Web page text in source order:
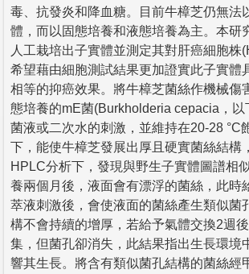
毒、抗發炎和降血糖。目前牛樟芝仍無法
體，而以固態培養和液態培養為主。本研
人工栽培出子實體並測定其對肝癌細胞株
希望藉由細胞測試結果更加證實此子實體
相等的抑癌效果。將牛樟芝菌絲作機械傷
態培養的mE菌(Burkholderia cepacia，以
菌液或二次水的刺激，並維持在20-28 °C
下，能使牛樟芝發展出厚且硬實菌絲結構
HPLC分析下，發現與野生子實體圖譜相
養兩個月後，液面會有漂浮的菌絲，此時
萃液刺激後，會使液面的菌絲產生類似菌
構不會持續的增厚，若給予氣體交換2週
集，但菌孔卻消失，此結果指出生長環境
響其生長。將含有類似菌孔結構的菌絲經